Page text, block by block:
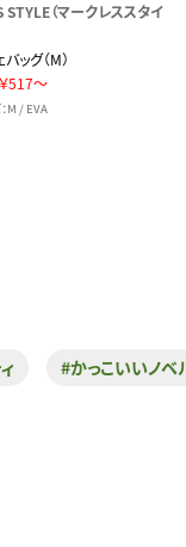
STYLE（マークレススタイ
ッグ（M）
￥517～
M / EVA
#かっこいいノベ